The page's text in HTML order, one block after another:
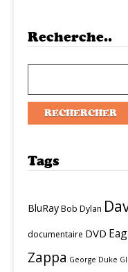
Recherche..
Tags
BluRayBob Dylan
documentaire DVD
Zappa George Duke